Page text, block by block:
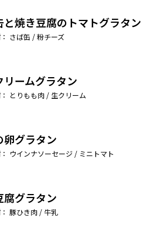
と焼き豆腐のトマトグラタン
さば缶 / 粉チーズ
リームグラタン
とりもも肉 / 生クリーム
卵グラタン
ウインナソーセージ / ミニトマト
腐グラタン
豚ひき肉 / 牛乳